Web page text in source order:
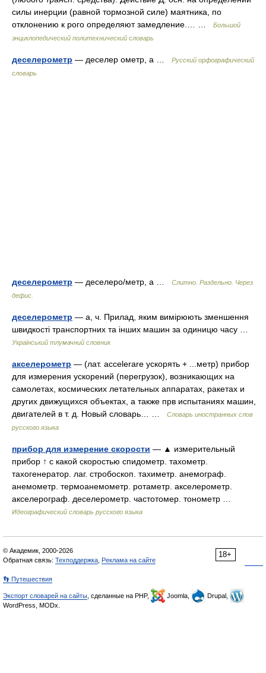
силы инерции (равной тормозной силе) маятника, по
отклонению к рого определяют замедление.… …
Большой
энциклопедический политехнический словарь
деселерометр — деселер ометр, а …
Русский орфографический
словарь
деселерометр — деселеро/метр, а …
Слитно. Раздельно. Через
дефис.
деселерометр — а, ч. Прилад, яким вимірюють зменшення
швидкості транспортних та інших машин за одиницю часу …
Український тлумачний словник
акселерометр — (лат. accelerare ускорять + ...метр) прибор
для измерения ускорений (перегрузок), возникающих на
самолетах, космических летательных аппаратах, ракетах и
других движущихся объектах, а также прв испытаниях машин,
двигателей в т. д. Новый словарь… …
Словарь иностранных слов
русского языка
прибор для измерение скорости — ▲ измерительный
прибор ↑ с какой скоростью спидометр. тахометр.
тахогенератор. лаг. стробоскоп. тахиметр. анемограф.
анемометр. термоанемометр. ротаметр. акселерометр.
акселерограф. деселерометр. частотомер. тонометр …
Идеографический словарь русского языка
18+
© Академик, 2000-2026
Обратная связь: Техподдержка Реклама на сайте
👣 Путешествия
Экспорт словарей на сайты , сделанные на PHP, Joomla,
Drupal,
WordPress, MODx.